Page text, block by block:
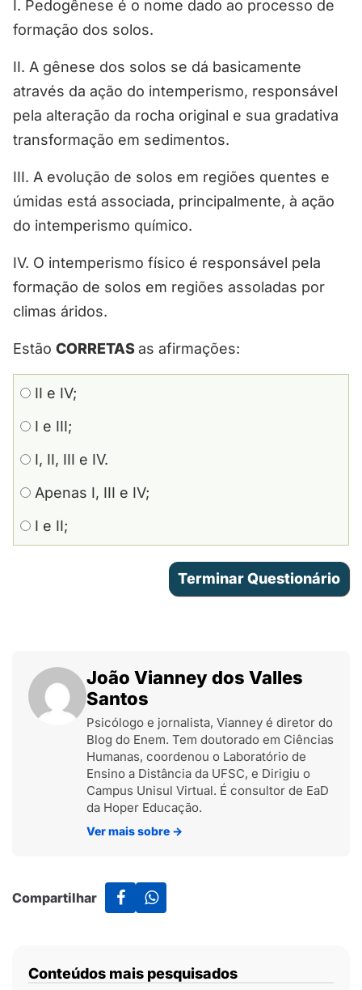
I. Pedogênese é o nome dado ao processo de
formação dos solos.
II. A gênese dos solos se dá basicamente
através da ação do intemperismo, responsável
pela alteração da rocha original e sua gradativa
transformação em sedimentos.
III. A evolução de solos em regiões quentes e
úmidas está associada, principalmente, à ação
do intemperismo químico.
IV. O intemperismo físico é responsável pela
formação de solos em regiões assoladas por
climas áridos.
Estão CORRETASas afirmações:
II e IV;
I e III;
I, II, III e IV.
Apenas I, III e IV;
I e II;
João Vianney dos Valles
Santos
Psicólogo e jornalista, Vianney é diretor do
Blog do Enem. Tem doutorado em Ciências
Humanas, coordenou o Laboratório de
Ensino a Distância da UFSC, e Dirigiu o
Campus Unisul Virtual. É consultor de EaD
da Hoper Educação.
Ver mais sobre →
Compartilhar
Conteúdos mais pesquisados